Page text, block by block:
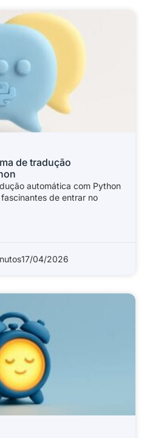
de tradução
automática com Python
de entrar no
17/04/2026